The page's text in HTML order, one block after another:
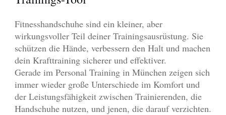
Fitnesshandschuhe sind ein kleiner, aber
wirkungsvoller Teil deiner Trainingsausrüstung. Sie
schützen die Hände, verbessern den Halt und machen
dein Krafttraining sicherer und effektiver.
Gerade im Personal Training in München zeigen sich
immer wieder große Unterschiede im Komfort und
der Leistungsfähigkeit zwischen Trainierenden, die
Handschuhe nutzen, und jenen, die darauf verzichten.